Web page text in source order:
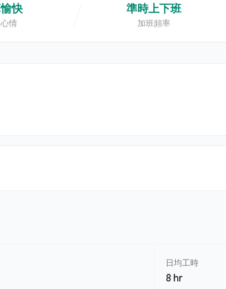
快
情
準時上下班
加班頻率
日均工時
8 hr